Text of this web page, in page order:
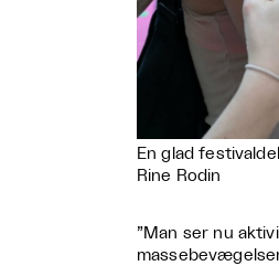
En glad
Rine Rodin
”Man ser nu